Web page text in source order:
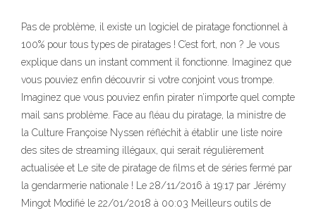
Pas de problème, il existe un logiciel de piratage fonctionnel à
100% pour tous types de piratages ! C’est fort, non ? Je vous
explique dans un instant comment il fonctionne. Imaginez que
vous pouviez enfin découvrir si votre conjoint vous trompe.
Imaginez que vous pouviez enfin pirater n’importe quel compte
mail sans problème. Face au fléau du piratage, la ministre de
la Culture Françoise Nyssen réfléchit à établir une liste noire
des sites de streaming illégaux, qui serait régulièrement
actualisée et Le site de piratage de films et de séries fermé par
la gendarmerie nationale ! Le 28/11/2016 à 19:17 par Jérémy
Mingot Modifié le 22/01/2018 à 00:03 Meilleurs outils de